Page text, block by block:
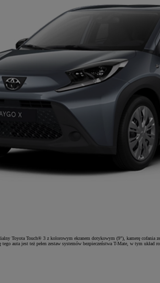
Toyota Touch® 3 z kolorowym ekranem dotykowym (9"), kamerę cofania
auta jest też pełen zestaw systemów bezpieczeństwa T-Mate, w tym